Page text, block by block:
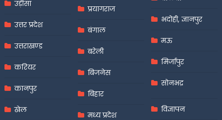
उड़ीसा
उत्तर प्रदेश
उत्तराखण्ड
करियर
कानपुर
खेल
प्रयागराज
बंगाल
बरेली
बिजनेस
बिहार
मध्य प्रदेश
भदोही, ज्ञानपुर
मऊ
मिर्जापुर
सोनभद्र
विज्ञापन